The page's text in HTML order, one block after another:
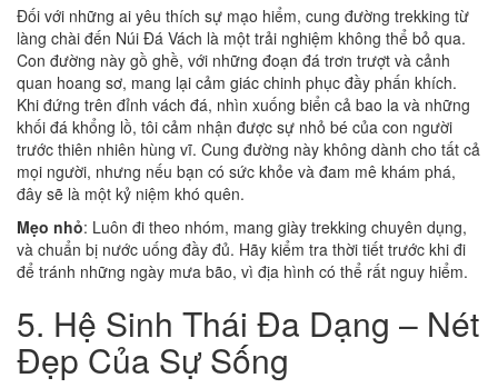
Đối với những ai yêu thích sự mạo hiểm, cung đường trekking từ
làng chài đến Núi Đá Vách là một trải nghiệm không thể bỏ qua.
Con đường này gồ ghề, với những đoạn đá trơn trượt và cảnh
quan hoang sơ, mang lại cảm giác chinh phục đầy phấn khích.
Khi đứng trên đỉnh vách đá, nhìn xuống biển cả bao la và những
khối đá khổng lồ, tôi cảm nhận được sự nhỏ bé của con người
trước thiên nhiên hùng vĩ. Cung đường này không dành cho tất cả
mọi người, nhưng nếu bạn có sức khỏe và đam mê khám phá,
đây sẽ là một kỷ niệm khó quên.
Mẹo nhỏ: Luôn đi theo nhóm, mang giày trekking chuyên dụng,
và chuẩn bị nước uống đầy đủ. Hãy kiểm tra thời tiết trước khi đi
để tránh những ngày mưa bão, vì địa hình có thể rất nguy hiểm.
5. Hệ Sinh Thái Đa Dạng – Nét
Đẹp Của Sự Sống